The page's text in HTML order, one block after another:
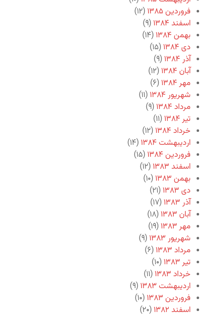
فروردین ۱۳۸۵
(۱۲)
اسفند ۱۳۸۴
(۹)
بهمن ۱۳۸۴
(۱۴)
دی ۱۳۸۴
(۱۵)
آذر ۱۳۸۴
(۹)
آبان ۱۳۸۴
(۱۲)
مهر ۱۳۸۴
(۶)
شهریور ۱۳۸۴
(۱۱)
مرداد ۱۳۸۴
(۹)
تیر ۱۳۸۴
(۱۱)
خرداد ۱۳۸۴
(۱۲)
اردیبهشت ۱۳۸۴
(۱۴)
فروردین ۱۳۸۴
(۱۵)
اسفند ۱۳۸۳
(۱۲)
بهمن ۱۳۸۳
(۱۰)
دی ۱۳۸۳
(۲۱)
آذر ۱۳۸۳
(۱۷)
آبان ۱۳۸۳
(۱۸)
مهر ۱۳۸۳
(۱۹)
شهریور ۱۳۸۳
(۹)
مرداد ۱۳۸۳
(۶)
تیر ۱۳۸۳
(۱۰)
خرداد ۱۳۸۳
(۱۱)
اردیبهشت ۱۳۸۳
(۹)
فروردین ۱۳۸۳
(۱۰)
اسفند ۱۳۸۲
(۲۰)